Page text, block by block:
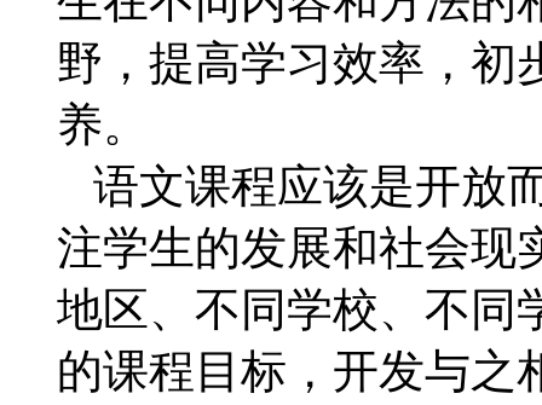
野，提高学习效率，初
养。
语文课程应该是开放
注学生的发展和社会现
地区、不同学校、不同
的课程目标，开发与之